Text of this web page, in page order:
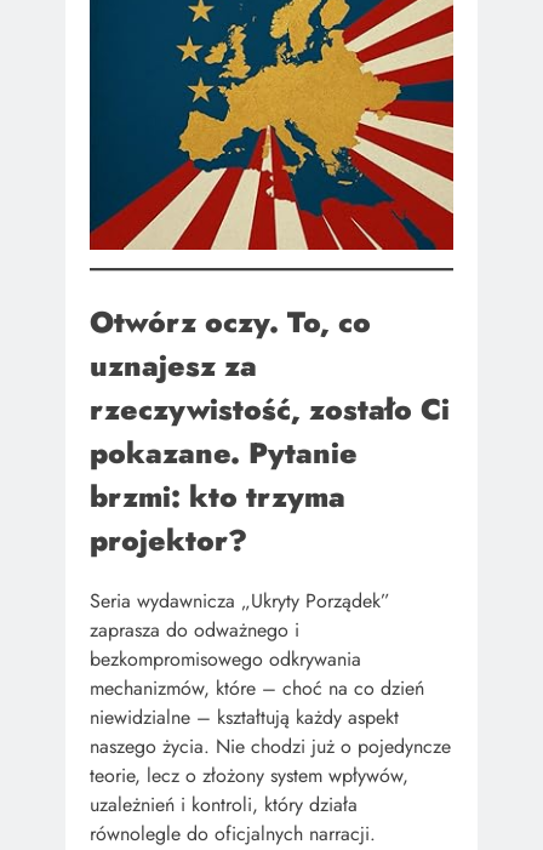
Otwórz oczy. To, co
uznajesz za
rzeczywistość, zostało Ci
pokazane. Pytanie
brzmi: kto trzyma
projektor?
Seria wydawnicza „Ukryty Porządek”
zaprasza do odważnego i
bezkompromisowego odkrywania
mechanizmów, które – choć na co dzień
niewidzialne – kształtują każdy aspekt
naszego życia. Nie chodzi już o pojedyncze
teorie, lecz o złożony system wpływów,
uzależnień i kontroli, który działa
równolegle do oficjalnych narracji.